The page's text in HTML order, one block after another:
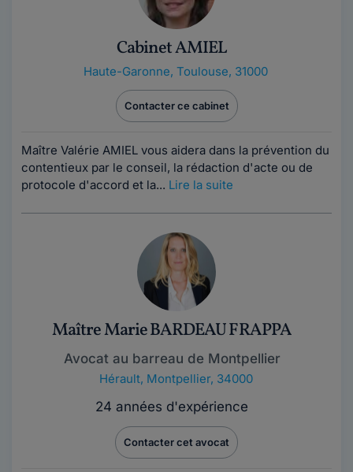
Cabinet AMIEL
Haute-Garonne, Toulouse, 31000
Contacter ce cabinet
Maître Valérie AMIEL vous aidera dans la prévention du
contentieux par le conseil, la rédaction d'acte ou de
protocole d'accord et la... Lire la suite
Maître Marie BARDEAU FRAPPA
Avocat au barreau de Montpellier
Hérault, Montpellier, 34000
24 années d'expérience
Contacter cet avocat